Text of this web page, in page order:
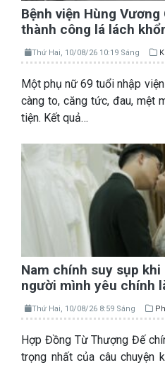
Bệnh viện Hùng
thành công lá lách
Thứ Hai, 10/08/26 10:19 Sáng
Một phụ nữ 69 tuổi nhập
càng to, căng tức, đau, mệt
tiện. Kết quả…
Nam chính suy sụp
người mình yêu chính
Thứ Hai, 10/08/26 8:59 Sáng
Hợp Đồng Từ Thượng Đế
trọng nhất của câu chuyện